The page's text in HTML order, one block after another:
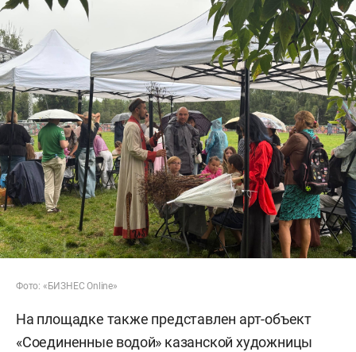
Фото: «БИЗНЕС Online»
На площадке также представлен арт-объект
«Соединенные водой» казанской художницы